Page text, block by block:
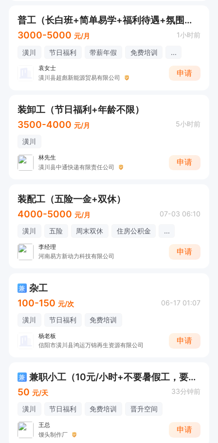
普工（长白班+简单易学+福利待遇+氛围好）
3000-5000 元/月 1小时前
潢川 节日福利 带薪年假 免费培训 ...
袁女士
潢川县超彪新能源贸易有限公司
申请
装卸工（节日福利+年龄不限）
3500-4000 元/月 5小时前
潢川
林先生
潢川县中通快递有限责任公司
申请
装配工（五险一金+双休）
4000-5000 元/月 07-03 06:10
潢川 五险 周末双休 住房公积金 ...
李经理
河南易方新动力科技有限公司
申请
兼 杂工
100-150 元/次 06-17 01:07
潢川 节日福利 免费培训
杨老板
信阳市潢川县鸿运万锦再生资源有限公司
申请
兼
兼职小工（10元/小时+不要暑假工，要长期稳定的）
50 元/天 33分钟前
潢川 节日福利 免费培训 晋升空间
王总
馒头制作厂
申请